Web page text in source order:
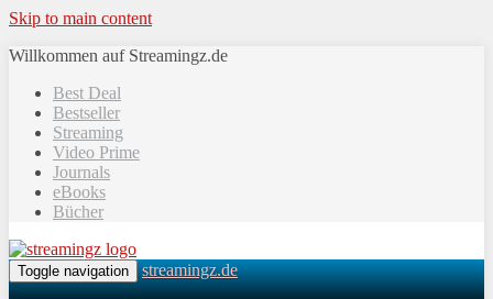
Skip to main content
Willkommen auf Streamingz.de
Best Deal
Bestseller
Streaming
Video Prime
Journals
eBooks
Bücher
Toggle navigation streamingz.de